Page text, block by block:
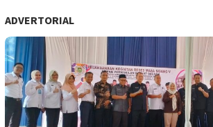
ADVERTORIAL